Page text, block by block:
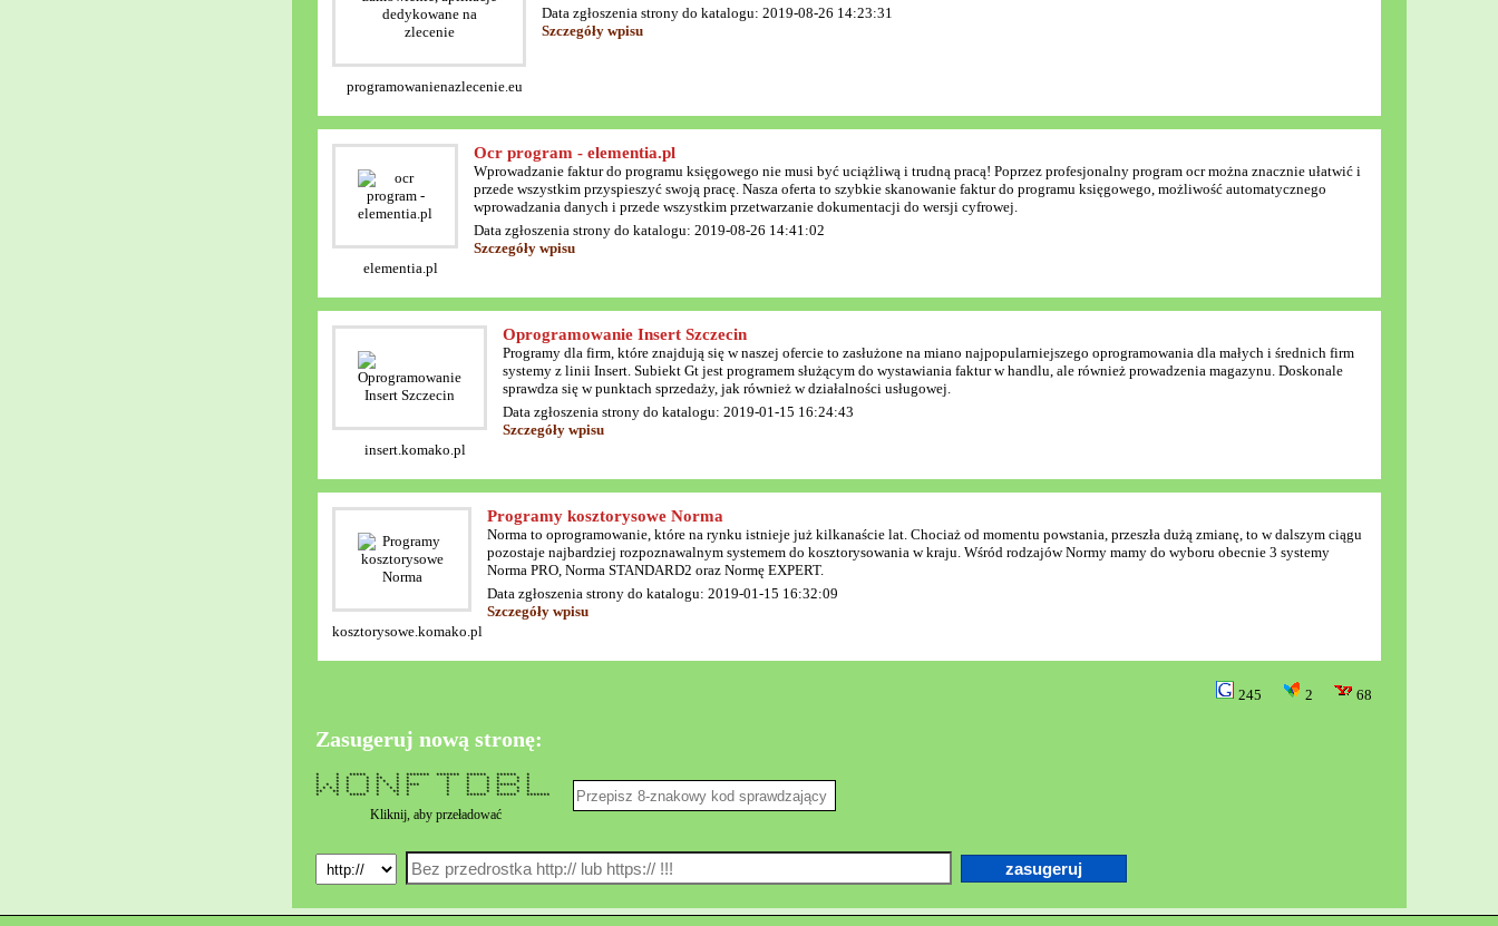
programowanienazlecenie.eu
Data zgłoszenia strony do katalogu: 2019-08-26 14:23:31
Szczegóły wpisu
elementia.pl
Ocr program - elementia.pl
Wprowadzanie faktur do programu księgowego nie musi być uciążliwą i trudną pracą! Poprzez profesjonalny program ocr można znacznie ułatwić i
przede wszystkim przyspieszyć swoją pracę. Nasza oferta to szybkie skanowanie faktur do programu księgowego, możliwość automatycznego
wprowadzania danych i przede wszystkim przetwarzanie dokumentacji do wersji cyfrowej.
Data zgłoszenia strony do katalogu: 2019-08-26 14:41:02
Szczegóły wpisu
insert.komako.pl
Oprogramowanie Insert Szczecin
Programy dla firm, które znajdują się w naszej ofercie to zasłużone na miano najpopularniejszego oprogramowania dla małych i średnich firm
systemy z linii Insert. Subiekt Gt jest programem służącym do wystawiania faktur w handlu, ale również prowadzenia magazynu. Doskonale
sprawdza się w punktach sprzedaży, jak również w działalności usługowej.
Data zgłoszenia strony do katalogu: 2019-01-15 16:24:43
Szczegóły wpisu
kosztorysowe.komako.pl
Programy kosztorysowe Norma
Norma to oprogramowanie, które na rynku istnieje już kilkanaście lat. Chociaż od momentu powstania, przeszła dużą zmianę, to w dalszym ciągu
pozostaje najbardziej rozpoznawalnym systemem do kosztorysowania w kraju. Wśród rodzajów Normy mamy do wyboru obecnie 3 systemy
Norma PRO, Norma STANDARD2 oraz Normę EXPERT.
Data zgłoszenia strony do katalogu: 2019-01-15 16:32:09
Szczegóły wpisu
245 2 68
Zasugeruj nową stronę:
* * ***** * * ******* ******* ****** ****** *
* * * * ** * * * * * * * *
* * * * * * * * * * * * * *
* * * * * * * * **** * * * ****** *
* * * * * * * * * * * * * * * *
** ** * * * ** * * * * * * *
* * ***** * * * * ****** ****** *******
Kliknij, aby przeładować